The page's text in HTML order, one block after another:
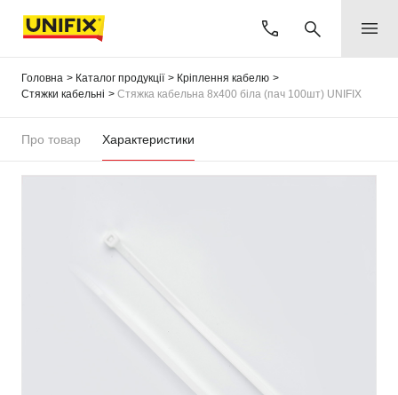
Головна Каталог продукції
Кріплення кабелю
Стяжки кабельні
Стяжка кабельна 8х400 біла (пач 100шт) UNIFIX
Про товар Характеристики